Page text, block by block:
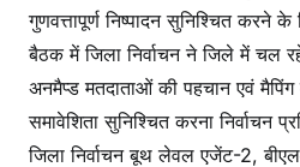
गुणवत्तापूर्ण निष्पादन सुनिश्चित करने
बैठक में जिला निर्वाचन ने जिले में चल
अनमैप्ड मतदाताओं की पहचान एवं मैपिंग
समावेशिता सुनिश्चित करना निर्वाचन
जिला निर्वाचन बूथ लेवल एजेंट-2,